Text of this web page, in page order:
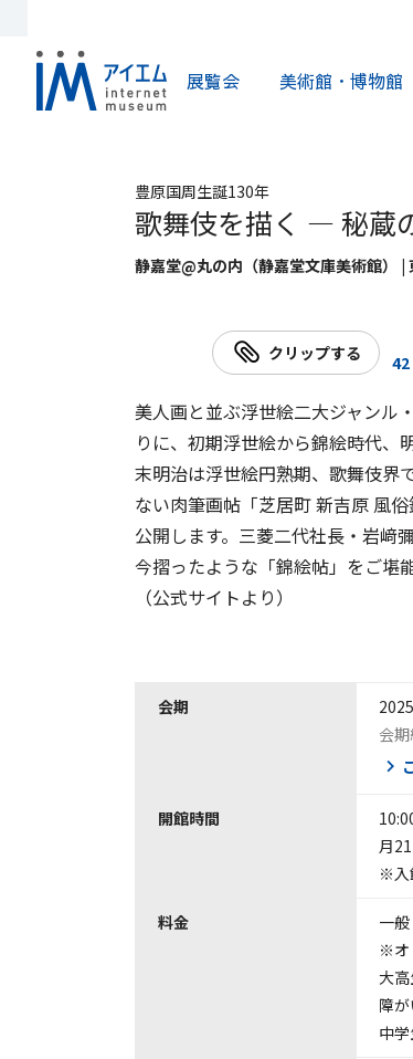
展覧会 美術館・博物館
豊原国周生誕130年
歌舞伎を描く ― 秘蔵
静嘉堂@丸の内（静嘉堂文庫美術館） |
クリップする 42
美人画と並ぶ浮世絵二大ジャンル
りに、初期浮世絵から錦絵時代、
末明治は浮世絵円熟期、歌舞伎界
ない肉筆画帖「芝居町 新吉原 風
公開します。三菱二代社長・岩﨑
今摺ったような「錦絵帖」をご堪
（公式サイトより）
会期
会
開館時間
月
※入
料金
一
※オ
大
障
中